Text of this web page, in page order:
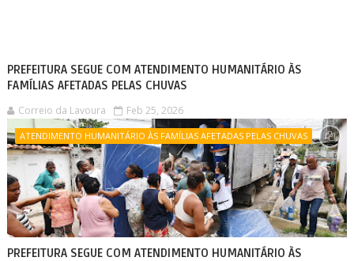
PREFEITURA SEGUE COM ATENDIMENTO HUMANITÁRIO ÀS
FAMÍLIAS AFETADAS PELAS CHUVAS
Correio da Lavoura Feb 25, 2026
ATENDIMENTO HUMANITÁRIO ÀS FAMÍLIAS AFETADAS PELAS CHUVAS
PREFEITURA SEGUE COM ATENDIMENTO HUMANITÁRIO ÀS